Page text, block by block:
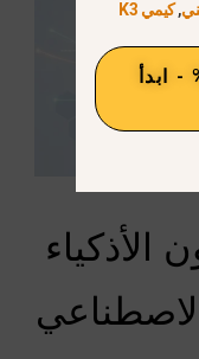
الأذكياء
,كيمي K3
على خصم 50% - ابدأ